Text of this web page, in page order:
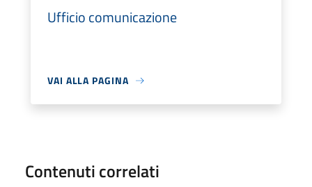
Ufficio comunicazione
VAI ALLA PAGINA
Contenuti correlati